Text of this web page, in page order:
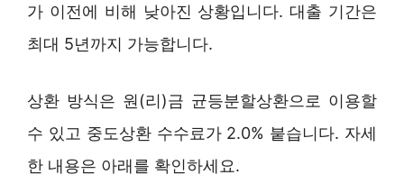
가 이전에 비해 낮아진 상황입니다. 대출 기간은
최대 5년까지 가능합니다.
상환 방식은 원(리)금 균등분할상환으로 이용할
수 있고 중도상환 수수료가 2.0% 붙습니다. 자세
한 내용은 아래를 확인하세요.